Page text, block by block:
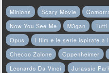
Minions Scary Movie
Now You See Me
M3gan
Opus
I film e le serie ispirate a
Checco Zalone
Oppenheimer
Leonardo Da Vinci
Jurassic